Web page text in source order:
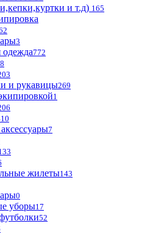
и т.д) 165
3
одежда772
и рукавицы269
1
7
жилеты143
0
уборы17
52